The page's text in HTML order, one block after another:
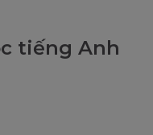
tiếng Anh